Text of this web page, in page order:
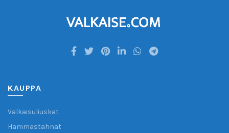
KAUPPA
Valkaisuliuskat
Hammastahnat